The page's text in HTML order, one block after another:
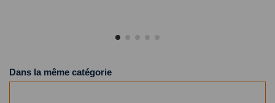
Dans la même catégorie